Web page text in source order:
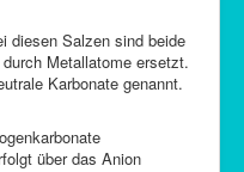
diesen Salzen sind beide
Metallatome ersetzt.
Karbonate genannt.
über das Anion